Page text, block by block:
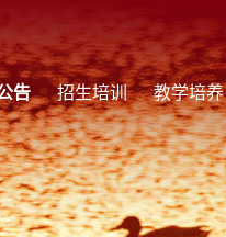
告 招生培训 教学培养